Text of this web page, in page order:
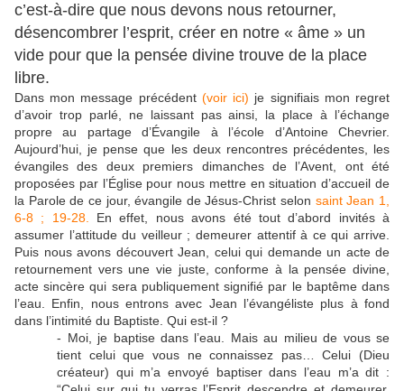
c’est-à-dire que nous devons nous retourner,
désencombrer l’esprit, créer en notre « âme » un
vide pour que la pensée divine trouve de la place
libre.
Dans mon message précédent (voir ici) je signifiais mon regret
d’avoir trop parlé, ne laissant pas ainsi, la place à l’échange
propre au partage d’Évangile à l’école d’Antoine Chevrier.
Aujourd’hui, je pense que les deux rencontres précédentes, les
évangiles des deux premiers dimanches de l’Avent, ont été
proposées par l’Église pour nous mettre en situation d’accueil de
la Parole de ce jour, évangile de Jésus-Christ selon saint Jean 1,
6-8 ; 19-28.
En effet, nous avons été tout d’abord invités à
assumer l’attitude du veilleur ; demeurer attentif à ce qui arrive.
Puis nous avons découvert Jean, celui qui demande un acte de
retournement vers une vie juste, conforme à la pensée divine,
acte sincère qui sera publiquement signifié par le baptême dans
l’eau. Enfin, nous entrons avec Jean l’évangéliste plus à fond
dans l’intimité du Baptiste. Qui est-il ?
- Moi, je baptise dans l’eau. Mais au milieu de vous se
tient celui que vous ne connaissez pas… Celui (Dieu
créateur) qui m’a envoyé baptiser dans l’eau m’a dit :